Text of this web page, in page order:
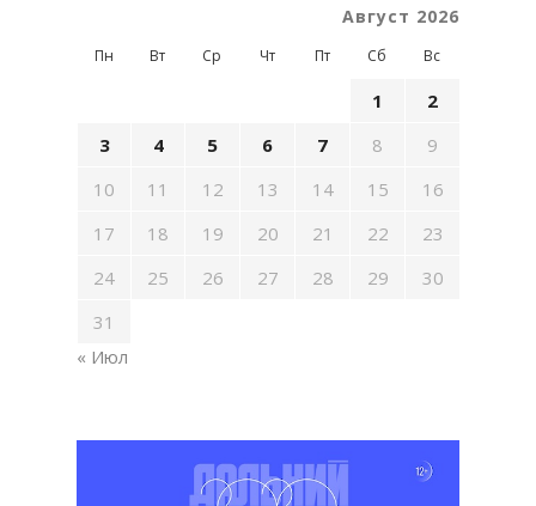
Август 2026
Пн Вт Ср Чт Пт Сб Вс
1
2
3
4 5 6 7 8
9
10
11 12 13 14 15
16
17
18 19 20 21 22
23
24
25 26 27 28 29
30
31
« Июл